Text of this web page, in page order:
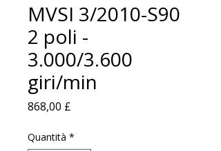
MVSI 3/2010-S90
2 poli -
3.000/3.600
giri/min
868,00 £
Quantità *